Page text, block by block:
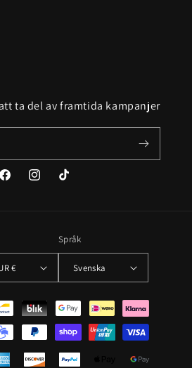
ta del av framtida kampanjer
FacebookInstagramTikTok
Tyskland | EUR €
Språk
Svenska